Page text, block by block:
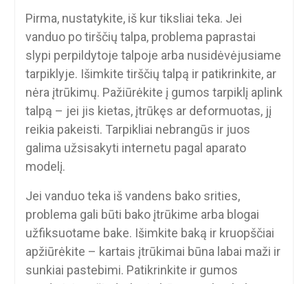
Pirma, nustatykite, iš kur tiksliai teka. Jei
vanduo po tirščių talpa, problema paprastai
slypi perpildytoje talpoje arba nusidėvėjusiame
tarpiklyje. Išimkite tirščių talpą ir patikrinkite, ar
nėra įtrūkimų. Pažiūrėkite į gumos tarpiklį aplink
talpą – jei jis kietas, įtrūkęs ar deformuotas, jį
reikia pakeisti. Tarpikliai nebrangūs ir juos
galima užsisakyti internetu pagal aparato
modelį.
Jei vanduo teka iš vandens bako srities,
problema gali būti bako įtrūkime arba blogai
užfiksuotame bake. Išimkite baką ir kruopščiai
apžiūrėkite – kartais įtrūkimai būna labai maži ir
sunkiai pastebimi. Patikrinkite ir gumos